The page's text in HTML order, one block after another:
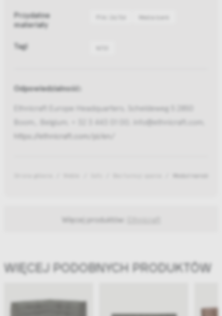
Przydatne
materiały
Media bank
Tagi
Odpowiedzialność:
Ethnicraft Europe Headquarters, Scheldeweg 5 2850
Boom,, Belgium, + 32 3 443 01 00, info@ethnicraft.com,
https://ethnicraft.com/pl/en/
Więcej produktów:
WIĘCEJ PODOBNYCH PRODUKTÓW